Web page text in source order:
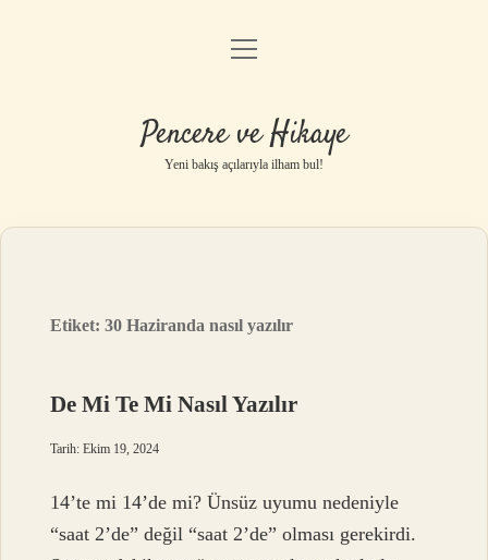
Anasayfa
Yasal Uyarı
menüyü
Pencere ve Hikaye
Yeni bakış açılarıyla ilham bul!
Etiket:30 Haziranda nasıl yazılır
De Mi Te Mi Nasıl Yazılır
Tarih: Ekim 19, 2024
14’te mi 14’de mi? Ünsüz uyumu nedeniyle
“saat 2’de” değil “saat 2’de” olması gerekirdi.